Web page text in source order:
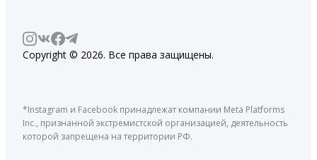
Copyright © 2026. Все права защищены.
*Instagram и Facebook принадлежат компании Meta Platforms
Inc., признанной экстремистской организацией, деятельность
которой запрещена на территории РФ.